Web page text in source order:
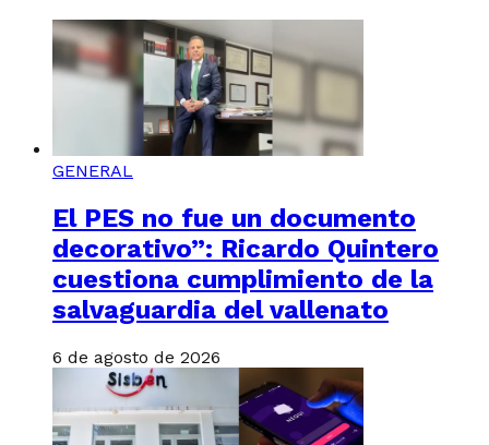
GENERAL
El PES no fue un documento
decorativo”: Ricardo Quintero
cuestiona cumplimiento de la
salvaguardia del vallenato
6 de agosto de 2026